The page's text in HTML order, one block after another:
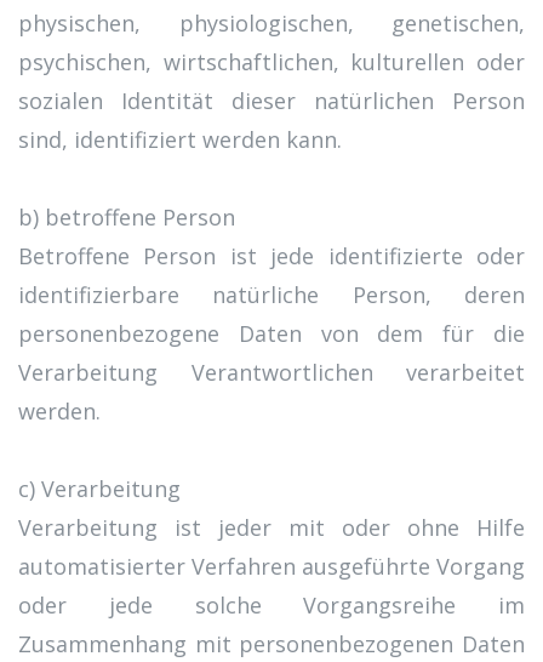
physischen, physiologischen, genetischen,
psychischen, wirtschaftlichen, kulturellen oder
sozialen Identität dieser natürlichen Person
sind, identifiziert werden kann.
b) betroffene Person
Betroffene Person ist jede identifizierte oder
identifizierbare natürliche Person, deren
personenbezogene Daten von dem für die
Verarbeitung Verantwortlichen verarbeitet
werden.
c) Verarbeitung
Verarbeitung ist jeder mit oder ohne Hilfe
automatisierter Verfahren ausgeführte Vorgang
oder jede solche Vorgangsreihe im
Zusammenhang mit personenbezogenen Daten